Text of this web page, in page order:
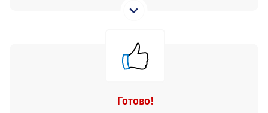
Готово!